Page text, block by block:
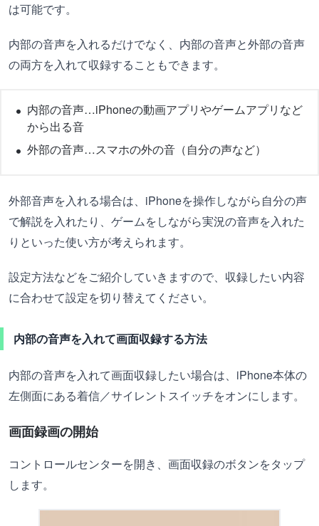
は可能です。
内部の音声を入れるだけでなく、内部の音声と外部の音声
の両方を入れて収録することもできます。
内部の音声…iPhoneの動画アプリやゲームアプリなど
から出る音
外部の音声…スマホの外の音（自分の声など）
外部音声を入れる場合は、iPhoneを操作しながら自分の声
で解説を入れたり、ゲームをしながら実況の音声を入れた
りといった使い方が考えられます。
設定方法などをご紹介していきますので、収録したい内容
に合わせて設定を切り替えてください。
内部の音声を入れて画面収録する方法
内部の音声を入れて画面収録したい場合は、iPhone本体の
左側面にある着信／サイレントスイッチをオンにします。
画面録画の開始
コントロールセンターを開き、画面収録のボタンをタップ
します。